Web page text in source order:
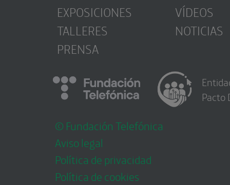
EXPOSICIONES
TALLERES
PRENSA
VÍDEOS
NOTICIAS
© Fundación Telefónica
Aviso legal
Política de privacidad
Política de cookies
Pacto